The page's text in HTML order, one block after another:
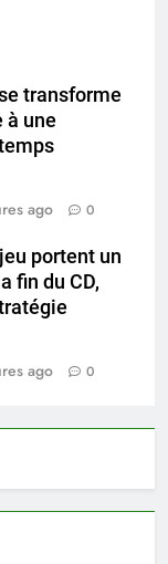
transforme
à une
ago 0
portent un
fin du CD,
ago 0